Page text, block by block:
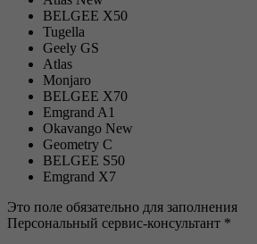
BELGEE Х50
Tugella
Geely GS
Atlas
Monjaro
BELGEE X70
Emgrand A1
Okavango New
Geometry C
BELGEE S50
Emgrand X7
Это поле обязательно для заполнения
Персональный сервис-консультант *